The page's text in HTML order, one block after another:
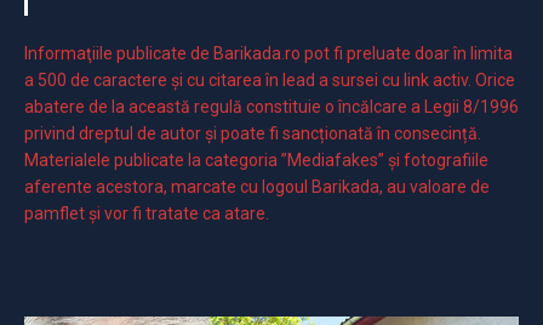
Informaţiile publicate de Barikada.ro pot fi preluate doar în limita
a 500 de caractere şi cu citarea în lead a sursei cu link activ. Orice
abatere de la această regulă constituie o încălcare a Legii 8/1996
privind dreptul de autor și poate fi sancționată în consecință.
Materialele publicate la categoria ”Mediafakes” și fotografiile
aferente acestora, marcate cu logoul Barikada, au valoare de
pamflet și vor fi tratate ca atare.